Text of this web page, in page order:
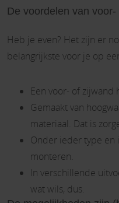
De voordelen van
Heb je even? Het zijn er
belangrijkste voor je op
Een voor- of zijwand
Gemaakt van
materiaal. Dat is
Onder ieder type en
monteren.
In verschillende
wat wils, dus.